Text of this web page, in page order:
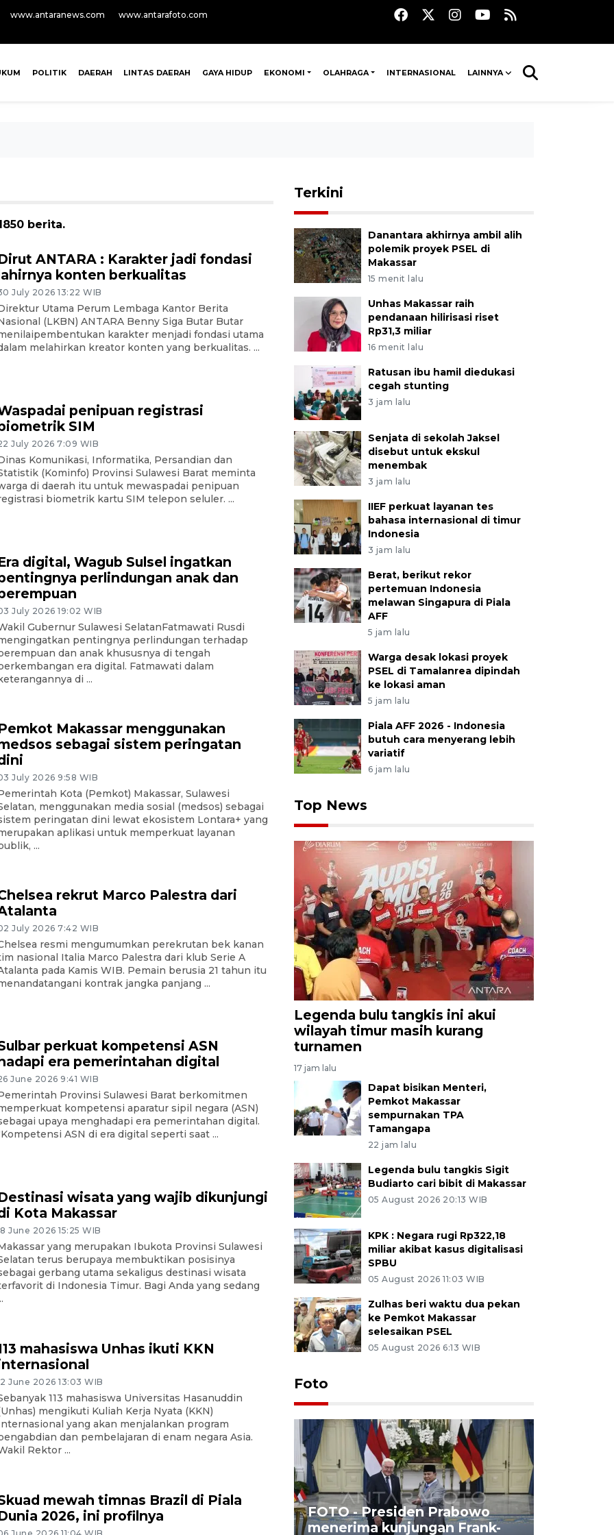
www.antaranews.com www.antarafoto.com
POLITIK DAERAH LINTAS DAERAH GAYA HIDUP EKONOMI OLAHRAGA INTERNASIONAL LAINNYA
berita.
ANTARA : Karakter jadi fondasi
konten berkualitas
July 2026 13:22 WIB
Utama Perum Lembaga Kantor Berita
(LKBN) ANTARA Benny Siga Butar Butar
karakter menjadi fondasi utama
melahirkan kreator konten yang berkualitas. ...
penipuan registrasi
SIM
July 2026 7:09 WIB
Komunikasi, Informatika, Persandian dan
(Kominfo) Provinsi Sulawesi Barat meminta
di daerah itu untuk mewaspadai penipuan
biometrik kartu SIM telepon seluler. ...
digital, Wagub Sulsel ingatkan
perlindungan anak dan
July 2026 19:02 WIB
Gubernur Sulawesi SelatanFatmawati Rusdi
pentingnya perlindungan terhadap
dan anak khususnya di tengah
era digital. Fatmawati dalam
di ...
Makassar menggunakan
sebagai sistem peringatan
July 2026 9:58 WIB
Kota (Pemkot) Makassar, Sulawesi
menggunakan media sosial (medsos) sebagai
peringatan dini lewat ekosistem Lontara+ yang
aplikasi untuk memperkuat layanan
...
rekrut Marco Palestra dari
July 2026 7:42 WIB
resmi mengumumkan perekrutan bek kanan
nasional Italia Marco Palestra dari klub Serie A
pada Kamis WIB. Pemain berusia 21 tahun itu
kontrak jangka panjang ...
perkuat kompetensi ASN
era pemerintahan digital
June 2026 9:41 WIB
Provinsi Sulawesi Barat berkomitmen
kompetensi aparatur sipil negara (ASN)
upaya menghadapi era pemerintahan digital.
ASN di era digital seperti saat ...
wisata yang wajib dikunjungi
Kota Makassar
June 2026 15:25 WIB
yang merupakan Ibukota Provinsi Sulawesi
terus berupaya membuktikan posisinya
gerbang utama sekaligus destinasi wisata
di Indonesia Timur. Bagi Anda yang sedang
mahasiswa Unhas ikuti KKN
June 2026 13:03 WIB
113 mahasiswa Universitas Hasanuddin
mengikuti Kuliah Kerja Nyata (KKN)
yang akan menjalankan program
dan pembelajaran di enam negara Asia.
Rektor ...
mewah timnas Brazil di Piala
2026, ini profilnya
Terkini
Danantara akhirnya ambil alih
polemik proyek PSEL di
Makassar
15 menit lalu
Unhas Makassar raih
pendanaan hilirisasi riset
Rp31,3 miliar
16 menit lalu
Ratusan ibu hamil diedukasi
cegah stunting
3 jam lalu
Senjata di sekolah Jaksel
disebut untuk ekskul
menembak
3 jam lalu
IIEF perkuat layanan tes
bahasa internasional di timur
Indonesia
3 jam lalu
Berat, berikut rekor
pertemuan Indonesia
melawan Singapura di Piala
AFF
5 jam lalu
Warga desak lokasi proyek
PSEL di Tamalanrea dipindah
ke lokasi aman
5 jam lalu
Piala AFF 2026 - Indonesia
butuh cara menyerang lebih
variatif
6 jam lalu
Top News
Legenda bulu tangkis ini akui
wilayah timur masih kurang
turnamen
17 jam lalu
Dapat bisikan Menteri,
Pemkot Makassar
sempurnakan TPA
Tamangapa
22 jam lalu
Legenda bulu tangkis Sigit
Budiarto cari bibit di Makassar
05 August 2026 20:13 WIB
KPK : Negara rugi Rp322,18
miliar akibat kasus digitalisasi
SPBU
05 August 2026 11:03 WIB
Zulhas beri waktu dua pekan
ke Pemkot Makassar
selesaikan PSEL
05 August 2026 6:13 WIB
Foto
FOTO - Kirab memperingati
HUT ke-80 Raja Keraton
FOTO - Presiden Prabowo
menerima kunjungan Frank-